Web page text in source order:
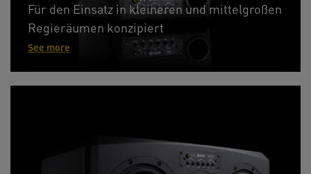
Für den Einsatz in kleineren und mittelgroßen
Regieräumen konzipiert
See more